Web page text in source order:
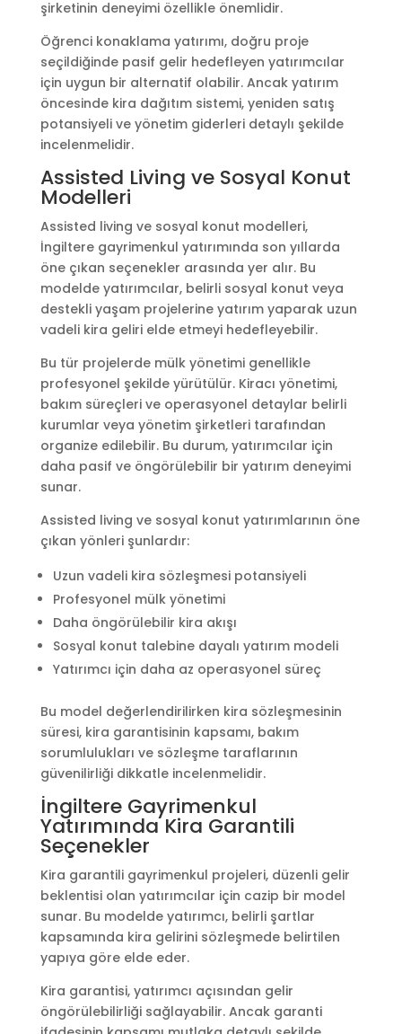
şirketinin deneyimi özellikle önemlidir.
Öğrenci konaklama yatırımı, doğru proje
seçildiğinde pasif gelir hedefleyen yatırımcılar
için uygun bir alternatif olabilir. Ancak yatırım
öncesinde kira dağıtım sistemi, yeniden satış
potansiyeli ve yönetim giderleri detaylı şekilde
incelenmelidir.
Assisted Living ve Sosyal Konut
Modelleri
Assisted living ve sosyal konut modelleri,
İngiltere gayrimenkul yatırımında son yıllarda
öne çıkan seçenekler arasında yer alır. Bu
modelde yatırımcılar, belirli sosyal konut veya
destekli yaşam projelerine yatırım yaparak uzun
vadeli kira geliri elde etmeyi hedefleyebilir.
Bu tür projelerde mülk yönetimi genellikle
profesyonel şekilde yürütülür. Kiracı yönetimi,
bakım süreçleri ve operasyonel detaylar belirli
kurumlar veya yönetim şirketleri tarafından
organize edilebilir. Bu durum, yatırımcılar için
daha pasif ve öngörülebilir bir yatırım deneyimi
sunar.
Assisted living ve sosyal konut yatırımlarının öne
çıkan yönleri şunlardır:
Uzun vadeli kira sözleşmesi potansiyeli
Profesyonel mülk yönetimi
Daha öngörülebilir kira akışı
Sosyal konut talebine dayalı yatırım modeli
Yatırımcı için daha az operasyonel süreç
Bu model değerlendirilirken kira sözleşmesinin
süresi, kira garantisinin kapsamı, bakım
sorumlulukları ve sözleşme taraflarının
güvenilirliği dikkatle incelenmelidir.
İngiltere Gayrimenkul
Yatırımında Kira Garantili
Seçenekler
Kira garantili gayrimenkul projeleri, düzenli gelir
beklentisi olan yatırımcılar için cazip bir model
sunar. Bu modelde yatırımcı, belirli şartlar
kapsamında kira gelirini sözleşmede belirtilen
yapıya göre elde eder.
Kira garantisi, yatırımcı açısından gelir
öngörülebilirliği sağlayabilir. Ancak garanti